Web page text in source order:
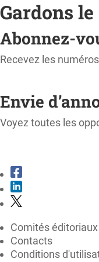
Gardons
Abonnez-
Recevez les
Envie
Voyez toutes les
Comités éditoriaux
Contacts
Conditions